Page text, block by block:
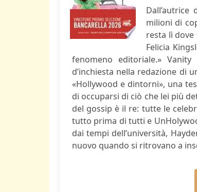
milioni di
resta lì dove
Felicia
fenomeno editoriale.»
d’inchiesta nella redazione di
«Hollywood e dintorni», una
di occuparsi di ciò che lei più
del gossip è il re: tutte le
tutto prima di tutti e
dai tempi dell’università,
nuovo quando si ritrovano a